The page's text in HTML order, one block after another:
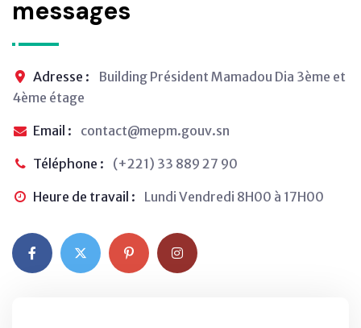
messages
Adresse :
Building Président Mamadou Dia 3ème et
4ème étage
Email : contact@mepm.gouv.sn
Téléphone : (+221) 33 889 27 90
Heure de travail : Lundi Vendredi 8H00 à 17H00